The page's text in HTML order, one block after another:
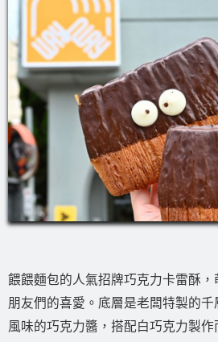
餵餵麵包的人氣招牌巧克力卡雷酥
朋友們的喜愛。底層是老闆特製的
風味的巧克力醬，搭配白巧克力製